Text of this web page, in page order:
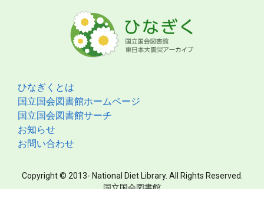
ひなぎくとは
国立国会図書館ホームページ
国立国会図書館サーチ
お知らせ
お問い合わせ
Copyright © 2013- National Diet Library. All Rights Reserved.